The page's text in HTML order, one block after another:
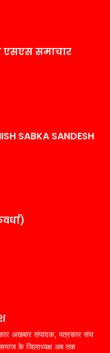
एसएस समाचार
SABKA SANDESH
अखबार संपादक, पत्रकार संघ
के जिलाध्यक्ष अब तक